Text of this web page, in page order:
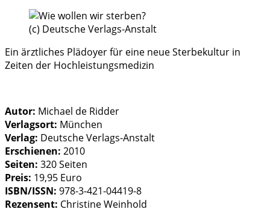
(c) Deutsche Verlags-Anstalt
Ein ärztliches Plädoyer für eine neue Sterbekultur in
Zeiten der Hochleistungsmedizin
Autor: Michael de Ridder
Verlagsort: München
Verlag: Deutsche Verlags-Anstalt
Erschienen: 2010
Seiten: 320 Seiten
Preis: 19,95 Euro
ISBN/ISSN: 978-3-421-04419-8
Rezensent: Christine Weinhold